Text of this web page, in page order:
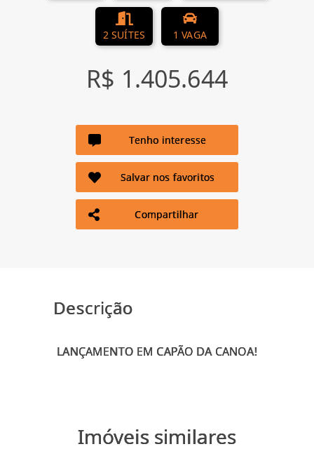
2 SUÍTES 1 VAGA
R$ 1.405.644
Tenho interesse
Salvar nos favoritos
Compartilhar
Descrição
LANÇAMENTO EM CAPÃO DA CANOA!
Imóveis similares